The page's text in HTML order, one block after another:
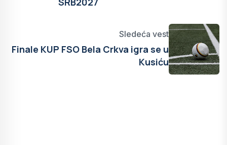
Sledeća vest
Finale КUP FSO Bela Crkva igra se u
Кusiću